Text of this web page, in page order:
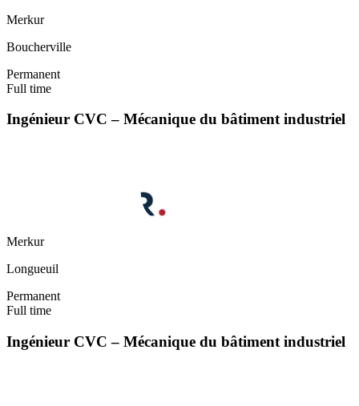
Merkur
Boucherville
Permanent
Full time
Ingénieur CVC – Mécanique du bâtiment industriel
Merkur
Longueuil
Permanent
Full time
Ingénieur CVC – Mécanique du bâtiment industriel